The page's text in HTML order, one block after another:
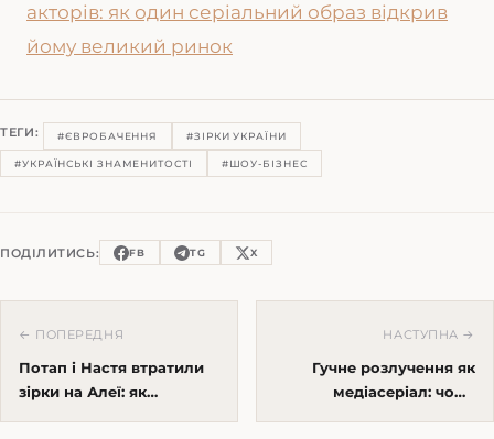
акторів: як один серіальний образ відкрив
йому великий ринок
ТЕГИ: #ЄВРОБАЧЕННЯ #ЗІРКИ УКРАЇНИ
#УКРАЇНСЬКІ ЗНАМЕНИТОСТІ #ШОУ-БІЗНЕС
ПОДІЛИТИСЬ: FB TG X
← ПОПЕРЕДНЯ
Потап і Настя втратили
зірки на Алеї: як
НАСТУПНА →
Гучне розлучення як
медіасеріал: чому